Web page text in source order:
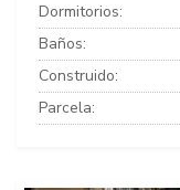
Dormitorios:
Baños:
Construido:
Parcela: